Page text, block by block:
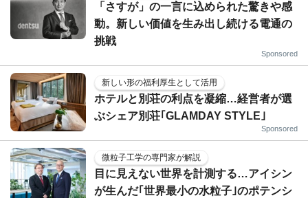
「さすが」の一言に込められた驚きや感
動。新しい価値を生み出し続ける電通の
挑戦
Sponsored
新しい形の福利厚生として活用
ホテルと別荘の利点を凝縮…経営者が選
ぶシェア別荘｢GLAMDAY STYLE｣
Sponsored
微粒子工学の専門家が解説
目に見えない世界を計測する…アイシン
が生んだ｢世界最小の水粒子｣のポテンシ